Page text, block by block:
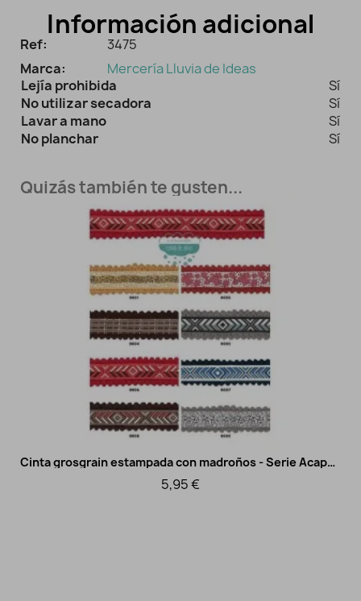
Información adicional
Ref:
3475
Marca:
Mercería Lluvia de Ideas
Lejía prohibida
Sí
No utilizar secadora
Sí
Lavar a mano
Sí
No planchar
Sí
Quizás también te gusten...
Vista rápida Cinta grosgrain estampada con madroños - Serie Acapulco
5,95 €